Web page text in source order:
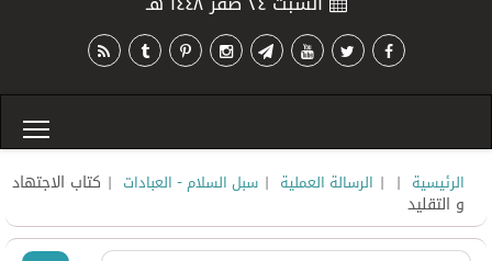
الرئيسية |
| الرسالة العملية | سبل السلام - العبادات | كتاب الاجتهاد
و التقليد